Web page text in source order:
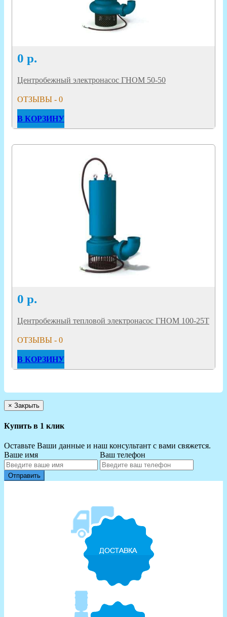
0 р.
Центробежный электронасос ГНОМ 50-50
ОТЗЫВЫ - 0
В КОРЗИНУ
0 р.
Центробежный тепловой электронасос ГНОМ 100-25Т
ОТЗЫВЫ - 0
В КОРЗИНУ
× Закрыть
Купить в 1 клик
Оставьте Ваши данные и наш консультант с вами свяжется.
Ваше имя
Ваш телефон
Отправить